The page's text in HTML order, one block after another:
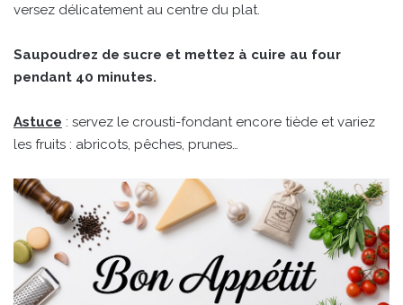
versez délicatement au centre du plat.
Saupoudrez de sucre et mettez à cuire au four
pendant 40 minutes.
Astuce : servez le crousti-fondant encore tiède et variez
les fruits : abricots, pêches, prunes…